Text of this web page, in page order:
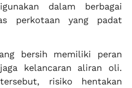
dalam berbagai
perkotaan yang padat
bersih memiliki peran
kelancaran aliran oli.
risiko hentakan